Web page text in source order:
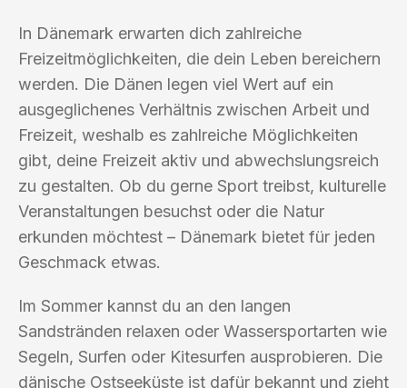
In Dänemark erwarten dich zahlreiche
Freizeitmöglichkeiten, die dein Leben bereichern
werden. Die Dänen legen viel Wert auf ein
ausgeglichenes Verhältnis zwischen Arbeit und
Freizeit, weshalb es zahlreiche Möglichkeiten
gibt, deine Freizeit aktiv und abwechslungsreich
zu gestalten. Ob du gerne Sport treibst, kulturelle
Veranstaltungen besuchst oder die Natur
erkunden möchtest – Dänemark bietet für jeden
Geschmack etwas.
Im Sommer kannst du an den langen
Sandstränden relaxen oder Wassersportarten wie
Segeln, Surfen oder Kitesurfen ausprobieren. Die
dänische Ostseeküste ist dafür bekannt und zieht